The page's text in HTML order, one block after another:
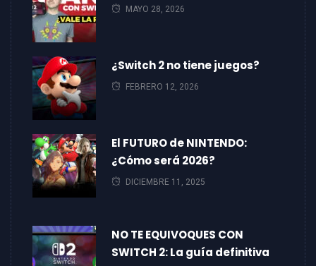
MAYO 28, 2026
¿Switch 2 no tiene juegos?
FEBRERO 12, 2026
El FUTURO de NINTENDO:
¿Cómo será 2026?
DICIEMBRE 11, 2025
NO TE EQUIVOQUES CON
SWITCH 2: La guía definitiva